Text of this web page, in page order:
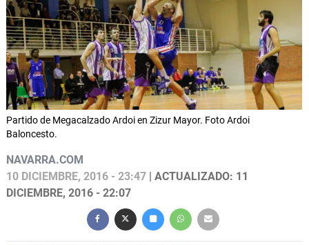
Partido de Megacalzado Ardoi en Zizur Mayor. Foto Ardoi
Baloncesto.
NAVARRA.COM
10 DICIEMBRE, 2016 - 23:47 | ACTUALIZADO: 11
DICIEMBRE, 2016 - 22:07